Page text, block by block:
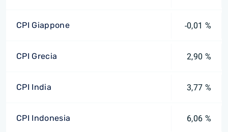
CPI Giappone -0,01 %
CPI Grecia 2,90 %
CPI India 3,77 %
CPI Indonesia 6,06 %